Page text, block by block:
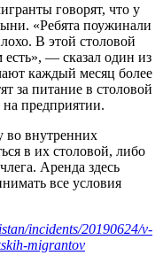
говорят, что у
«Ребята поужинали
В этой столовой
— сказал один из
каждый месяц более
за питание в столовой
предприятии.
во внутренних
в их столовой, либо
Аренда здесь
все условия
incidents/20190624/v-
migrantov